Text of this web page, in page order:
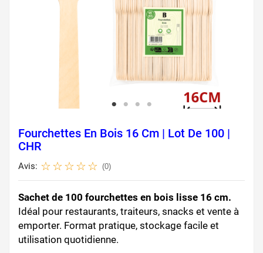
Fourchettes En Bois 16 Cm | Lot De 100 |
CHR
Avis: (0)
Sachet de 100 fourchettes en bois lisse 16 cm.
Idéal pour restaurants, traiteurs, snacks et vente à
emporter. Format pratique, stockage facile et
utilisation quotidienne.